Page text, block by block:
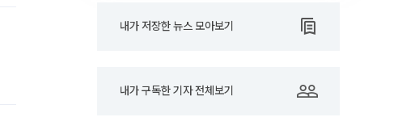
내가 저장한 뉴스 모아보기
내가 구독한 기자 전체보기